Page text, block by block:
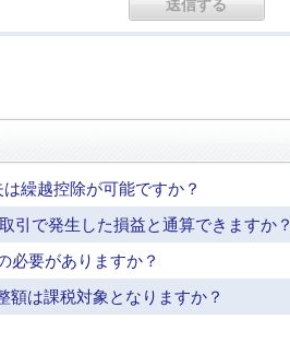
繰越控除が可能ですか？
引で発生した損益と通算できますか？
必要がありますか？
額は課税対象となりますか？